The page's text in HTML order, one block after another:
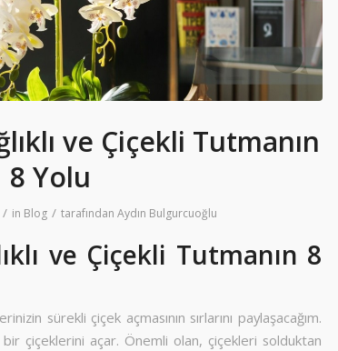
ve Çiçekli Tutmanın
8 Yolu
/ in Blog / tarafından Aydın Bulgurcuoğlu
ve Çiçekli Tutmanın 8
sürekli çiçek açmasının sırlarını paylaşacağım.
çiçeklerini açar. Önemli olan, çiçekleri solduktan